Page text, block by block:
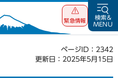
緊急情報
検索&
MENU
ページID：2342
更新日：2025年5月15日